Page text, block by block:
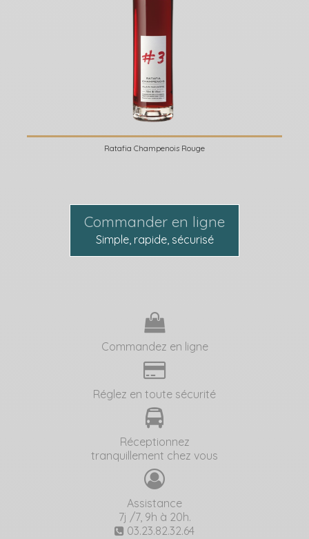
Ratafia Champenois Rouge
Commander en ligne
Simple, rapide, sécurisé
Commandez en ligne
Réglez en toute sécurité
Réceptionnez
tranquillement chez vous
Assistance
7j /7, 9h à 20h.
03.23.82.32.64